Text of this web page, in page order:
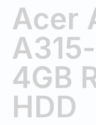
Acer
4GB
HDD